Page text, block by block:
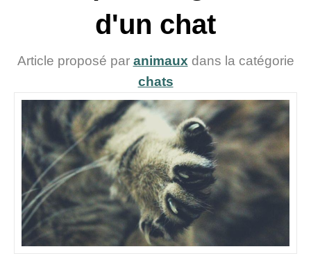
d'un chat
Article proposé par animaux dans la catégorie
chats